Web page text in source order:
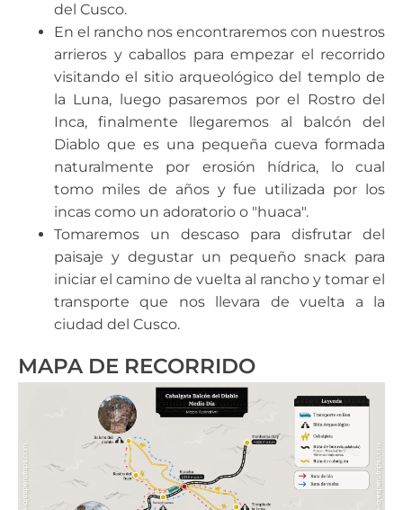
del Cusco.
En el rancho nos encontraremos con nuestros
arrieros y caballos para empezar el recorrido
visitando el sitio arqueológico del templo de
la Luna, luego pasaremos por el Rostro del
Inca, finalmente llegaremos al balcón del
Diablo que es una pequeña cueva formada
naturalmente por erosión hídrica, lo cual
tomo miles de años y fue utilizada por los
incas como un adoratorio o "huaca".
Tomaremos un descaso para disfrutar del
paisaje y degustar un pequeño snack para
iniciar el camino de vuelta al rancho y tomar el
transporte que nos llevara de vuelta a la
ciudad del Cusco.
MAPA DE RECORRIDO